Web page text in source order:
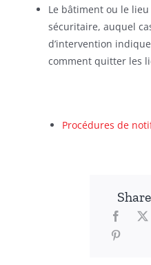
Le bâtiment ou le lieu
sécuritaire, auquel
d’intervention
comment quitter les
Procédures de